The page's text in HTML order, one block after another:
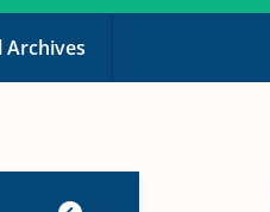
Archives